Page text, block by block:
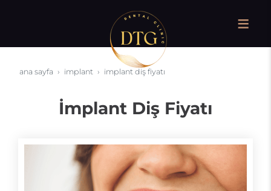
ana sayfa i̇mplant i̇mplant diş fiyatı
İmplant Diş Fiyatı